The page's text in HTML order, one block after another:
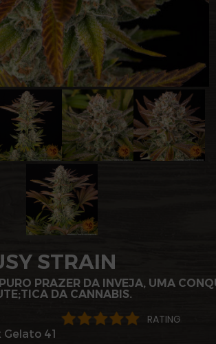
STRAIN
PRAZER DA INVEJA, UMA
DA CANNABIS.
RATING
Gelato 41